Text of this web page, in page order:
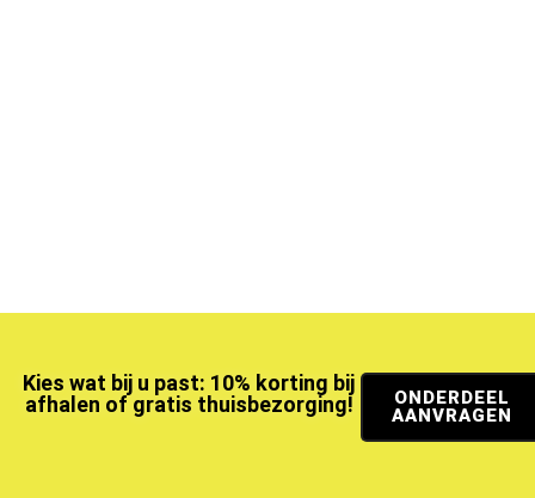
Kies wat bij u past: 10% korting bij
afhalen of gratis thuisbezorging!
ONDERDEEL
AANVRAGEN